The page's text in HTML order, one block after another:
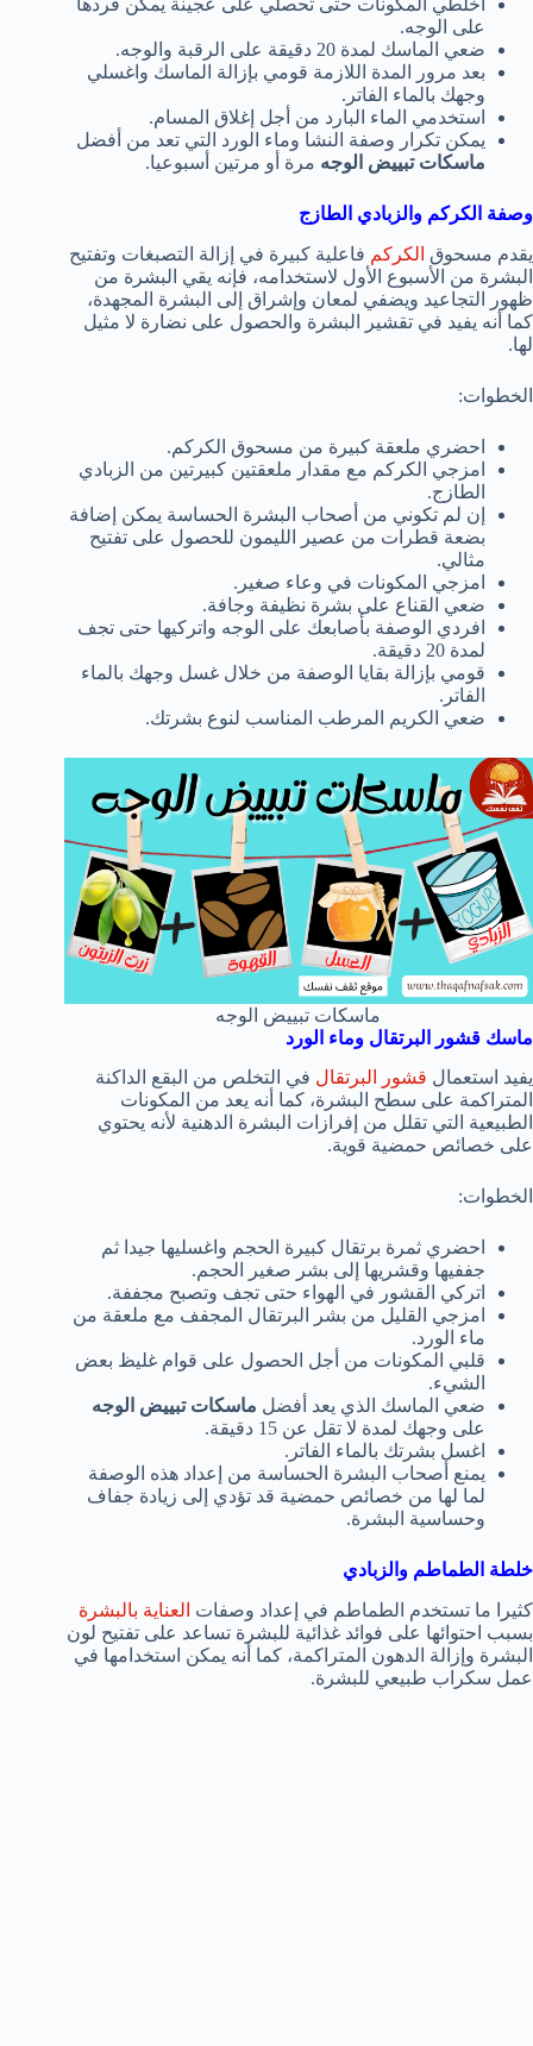
اخلطي المكونات حتى تحصلي على عجينة يمكن فردها
على الوجه.
ضعي الماسك لمدة 20 دقيقة على الرقبة والوجه.
بعد مرور المدة اللازمة قومي بإزالة الماسك واغسلي
وجهك بالماء الفاتر.
استخدمي الماء البارد من أجل إغلاق المسام.
يمكن تكرار وصفة النشا وماء الورد التي تعد من أفضل
ماسكات تبييض الوجه مرة أو مرتين أسبوعيا.
وصفة الكركم والزبادي الطازج
يقدم مسحوق الكركم فاعلية كبيرة في إزالة التصبغات وتفتيح
البشرة من الأسبوع الأول لاستخدامه، فإنه يقي البشرة من
ظهور التجاعيد ويضفي لمعان وإشراق إلى البشرة المجهدة،
كما أنه يفيد في تقشير البشرة والحصول على نضارة لا مثيل
لها.
الخطوات:
احضري ملعقة كبيرة من مسحوق الكركم.
امزجي الكركم مع مقدار ملعقتين كبيرتين من الزبادي
الطازج.
إن لم تكوني من أصحاب البشرة الحساسة يمكن إضافة
بضعة قطرات من عصير الليمون للحصول على تفتيح
مثالي.
امزجي المكونات في وعاء صغير.
ضعي القناع على بشرة نظيفة وجافة.
افردي الوصفة بأصابعك على الوجه واتركيها حتى تجف
لمدة 20 دقيقة.
قومي بإزالة بقايا الوصفة من خلال غسل وجهك بالماء
الفاتر.
ضعي الكريم المرطب المناسب لنوع بشرتك.
ماسكات تبييض الوجه
ماسك قشور البرتقال وماء الورد
يفيد استعمال قشور البرتقال في التخلص من البقع الداكنة
المتراكمة على سطح البشرة، كما أنه يعد من المكونات
الطبيعية التي تقلل من إفرازات البشرة الدهنية لأنه يحتوي
على خصائص حمضية قوية.
الخطوات:
احضري ثمرة برتقال كبيرة الحجم واغسليها جيدا ثم
جففيها وقشريها إلى بشر صغير الحجم.
اتركي القشور في الهواء حتى تجف وتصبح مجففة.
امزجي القليل من بشر البرتقال المجفف مع ملعقة من
ماء الورد.
قلبي المكونات من أجل الحصول على قوام غليظ بعض
الشيء.
ضعي الماسك الذي يعد أفضل ماسكات تبييض الوجه
على وجهك لمدة لا تقل عن 15 دقيقة.
اغسل بشرتك بالماء الفاتر.
يمنع أصحاب البشرة الحساسة من إعداد هذه الوصفة
لما لها من خصائص حمضية قد تؤدي إلى زيادة جفاف
وحساسية البشرة.
خلطة الطماطم والزبادي
كثيرا ما تستخدم الطماطم في إعداد وصفات العناية بالبشرة
بسبب احتوائها على فوائد غذائية للبشرة تساعد على تفتيح لون
البشرة وإزالة الدهون المتراكمة، كما أنه يمكن استخدامها في
عمل سكراب طبيعي للبشرة.